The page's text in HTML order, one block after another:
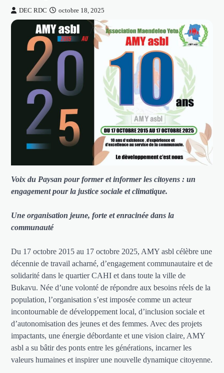
DEC RDC octobre 18, 2025
Voix du Paysan pour former et informer les citoyens : un
engagement pour la justice sociale et climatique.
Une organisation jeune, forte et enracinée dans la
communauté
Du 17 octobre 2015 au 17 octobre 2025, AMY asbl célèbre une
décennie de travail acharné, d’engagement communautaire et de
solidarité dans le quartier CAHI et dans toute la ville de
Bukavu. Née d’une volonté de répondre aux besoins réels de la
population, l’organisation s’est imposée comme un acteur
incontournable de développement local, d’inclusion sociale et
d’autonomisation des jeunes et des femmes. Avec des projets
impactants, une énergie débordante et une vision claire, AMY
asbl a su bâtir des ponts entre les générations, incarner les
valeurs humaines et inspirer une nouvelle dynamique citoyenne.